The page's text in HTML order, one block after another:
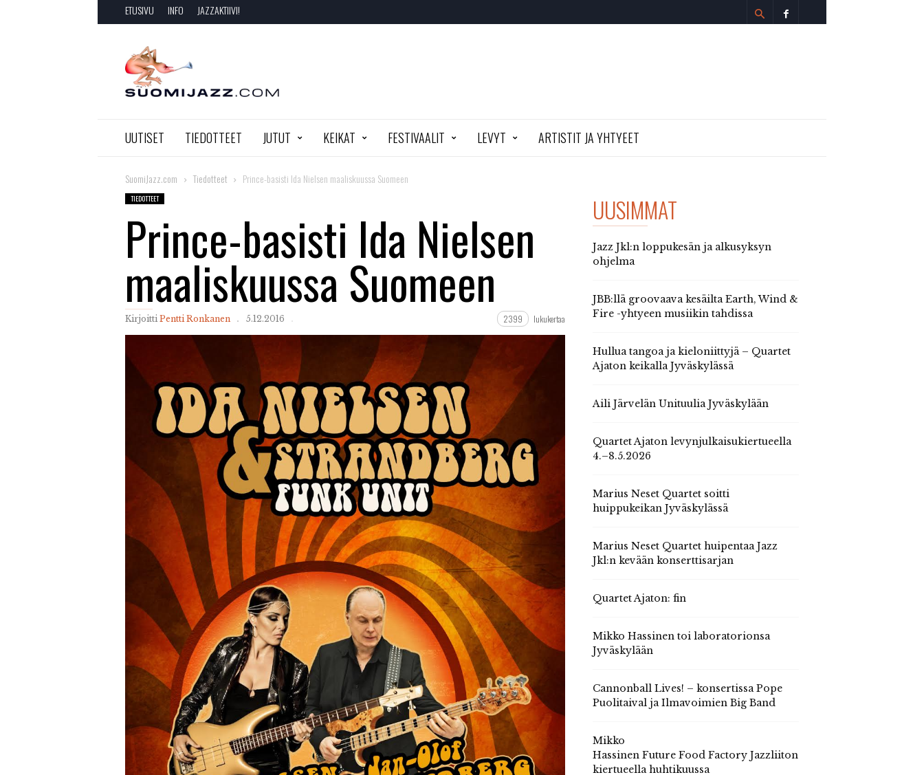
ETUSIVU INFO JAZZAKTIIVI!
SuomiJazz.com
UUTISET TIEDOTTEET JUTUT KEIKAT FESTIVAALIT LEVYT ARTISTIT JA YHTYEET
SuomiJazz.com Tiedotteet Prince-basisti Ida Nielsen maaliskuussa Suomeen
TIEDOTTEET
Prince-basisti Ida Nielsen
maaliskuussa Suomeen
Kirjoitti Pentti Ronkanen 5.12.2016 2399 lukukertaa
UUSIMMAT
Jazz Jkl:n loppukesän ja alkusyksyn
ohjelma
JBB:llä groovaava kesäilta Earth, Wind &
Fire -yhtyeen musiikin tahdissa
Hullua tangoa ja kieloniittyjä – Quartet
Ajaton keikalla Jyväskylässä
Aili Järvelän Unituulia Jyväskylään
Quartet Ajaton levynjulkaisukiertueella
4.–8.5.2026
Marius Neset Quartet soitti
huippukeikan Jyväskylässä
Marius Neset Quartet huipentaa Jazz
Jkl:n kevään konserttisarjan
Quartet Ajaton: fin
Mikko Hassinen toi laboratorionsa
Jyväskylään
Cannonball Lives! – konsertissa Pope
Puolitaival ja Ilmavoimien Big Band
Mikko
Hassinen Future Food Factory Jazzliiton
kiertueella huhtikuussa